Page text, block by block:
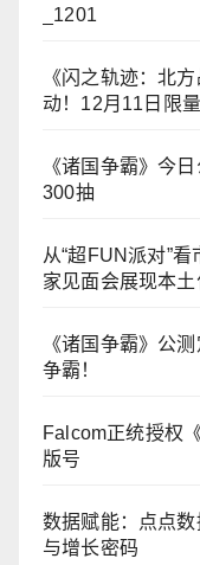
_1201
《闪之轨迹：北
动！12月11日限
《诸国争霸》今
300抽
从“超FUN派对”
家见面会展现本
《诸国争霸》公
争霸！
Falcom正统授权
版号
数据赋能：点点
与增长密码